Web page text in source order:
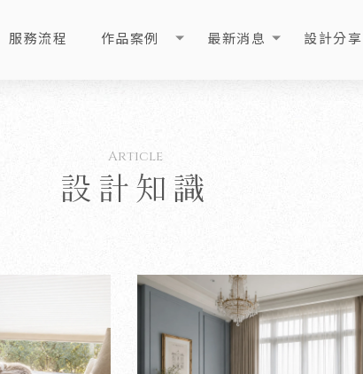
服務流程 作品案例 最新消息 設計分享
設計知識